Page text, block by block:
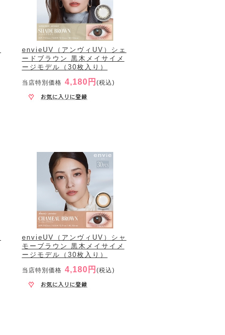
envieUV（アンヴィUV）シェ
ードブラウン 黒木メイサイメ
ージモデル（30枚入り）
当店特別価格 4,180円 (税込)
envieUV（アンヴィUV）シャ
モーブラウン 黒木メイサイメ
ージモデル（30枚入り）
当店特別価格 4,180円 (税込)